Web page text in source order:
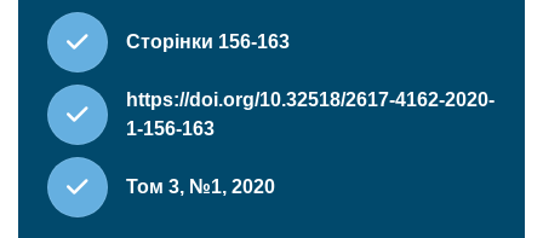
Сторінки 156-163
https://doi.org/10.32518/2617-4162-2020-
1-156-163
Том 3, №1, 2020